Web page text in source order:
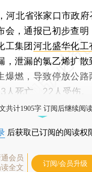
北省张家口市政府召
会，通报已初步查明
工集团河北盛华化工
，泄漏的氯乙烯扩散
爆燃，导致停放公
人死亡、22人受伤。
共计1905字 订阅后继续阅
后获取已订阅的阅读权
会员
全文
订阅/会员升级